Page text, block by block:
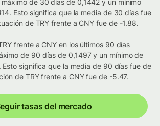
de 30 días de 0,1442 y un mínimo
Esto significa que la media de 30 días fue
de TRY frente a CNY fue de -1.88.
frente a CNY en los últimos 90 días
de 90 días de 0,1497 y un mínimo de
Esto significa que la media de 90 días fue de
de TRY frente a CNY fue de -5.47.
tasas del mercado